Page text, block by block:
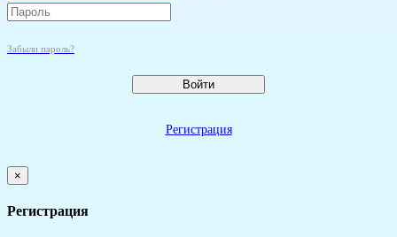
Забыли пароль?
Войти
Регистрация
×
Регистрация